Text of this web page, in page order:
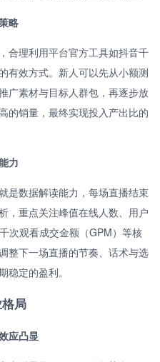
略
合理利用平台官方工具如抖音千
有效方式。新人可以先从小额测
广素材与目标人群包，再逐步放
的销量，最终实现投入产出比的
力
是数据解读能力，每场直播结束
，重点关注峰值在线人数、用户
次观看成交金额（GPM）等核
整下一场直播的节奏、话术与选
定的盈利。
局
应凸显